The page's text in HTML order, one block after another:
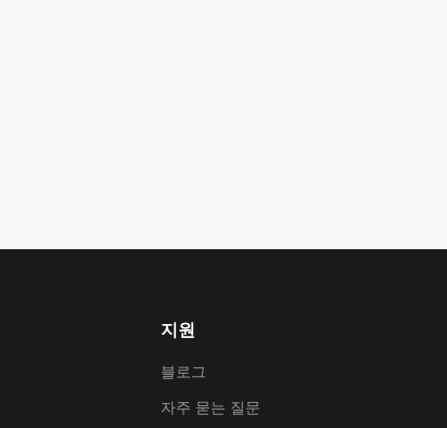
지원
블로그
자주 묻는 질문